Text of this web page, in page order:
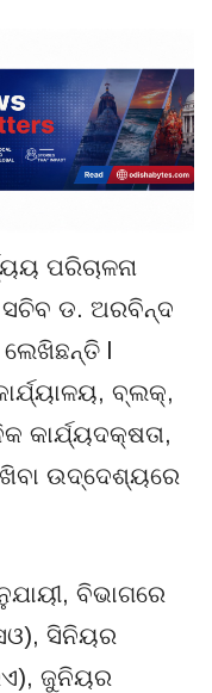
ପରିଚାଳନା
ଡ. ଅରବିନ୍ଦ
l
ବ୍ଲକ୍,
କାର୍ଯ୍ୟଦକ୍ଷତା,
ଉଦ୍ଦେଶ୍ୟରେ
ବିଭାଗରେ
ସିନିୟର
ଜୁନିୟର